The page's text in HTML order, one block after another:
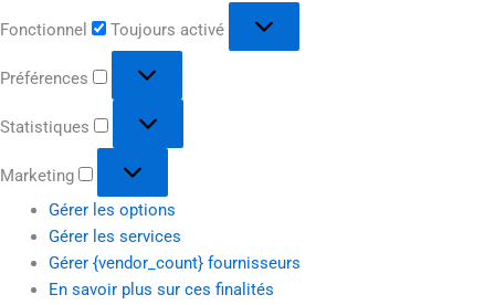
Fonctionnel Toujours activé
Préférences
Statistiques
Marketing
Gérer les options
Gérer les services
Gérer {vendor_count} fournisseurs
En savoir plus sur ces finalités